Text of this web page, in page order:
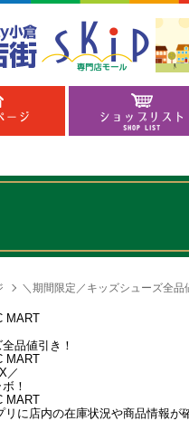
＼期間限定／ キッズシューズ全品
MART
品値引き！
MART
／
！
MART
リに店内の在庫状況や商品情報が